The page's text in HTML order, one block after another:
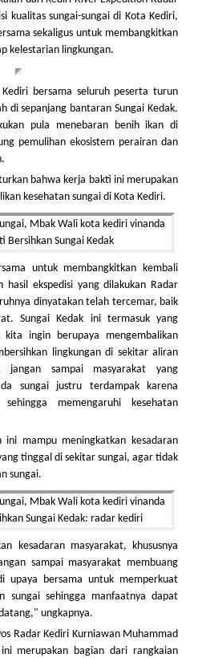
kualitas sungai-sungai di Kota Kediri,
sekaligus untuk membangkitkan
kelestarian lingkungan.
bersama seluruh peserta turun
di sepanjang bantaran Sungai Kedak.
pula menebaran benih ikan di
pemulihan ekosistem perairan dan
bahwa kerja bakti ini merupakan
kesehatan sungai di Kota Kediri.
untuk membangkitkan kembali
hasil ekspedisi yang dilakukan Radar
dinyatakan telah tercemar, baik
Sungai Kedak ini termasuk yang
ingin berupaya mengembalikan
lingkungan di sekitar aliran
sampai masyarakat yang
sungai justru terdampak karena
memengaruhi kesehatan
mampu meningkatkan kesadaran
tinggal di sekitar sungai, agar tidak
sungai.
kesadaran masyarakat, khususnya
sampai masyarakat membuang
upaya bersama untuk memperkuat
sungai sehingga manfaatnya dapat
ungkapnya.
Radar Kediri Kurniawan Muhammad
merupakan bagian dari rangkaian